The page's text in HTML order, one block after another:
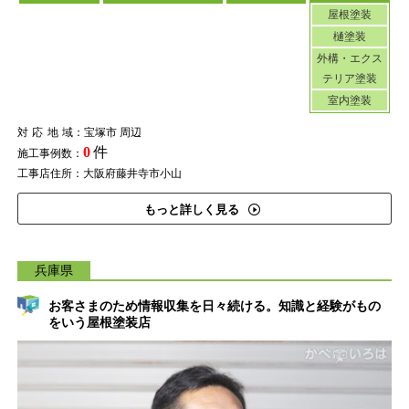
屋根塗装
樋塗装
外構・エクス
テリア塗装
室内塗装
対応地域：宝塚市 周辺
施工事例数： 0件
工事店住所：大阪府藤井寺市小山
もっと詳しく見る
兵庫県
お客さまのため情報収集を日々続ける。知識と経験がもの
をいう屋根塗装店